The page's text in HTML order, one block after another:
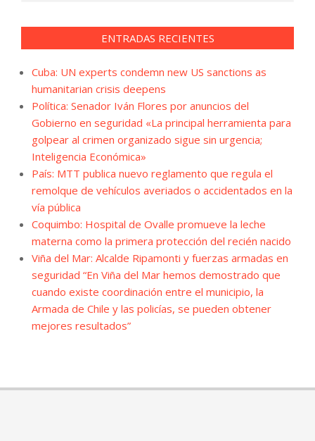
ENTRADAS RECIENTES
Cuba: UN experts condemn new US sanctions as
humanitarian crisis deepens
Política: Senador Iván Flores por anuncios del
Gobierno en seguridad «La principal herramienta para
golpear al crimen organizado sigue sin urgencia;
Inteligencia Económica»
País: MTT publica nuevo reglamento que regula el
remolque de vehículos averiados o accidentados en la
vía pública
Coquimbo: Hospital de Ovalle promueve la leche
materna como la primera protección del recién nacido
Viña del Mar: Alcalde Ripamonti y fuerzas armadas en
seguridad “En Viña del Mar hemos demostrado que
cuando existe coordinación entre el municipio, la
Armada de Chile y las policías, se pueden obtener
mejores resultados”